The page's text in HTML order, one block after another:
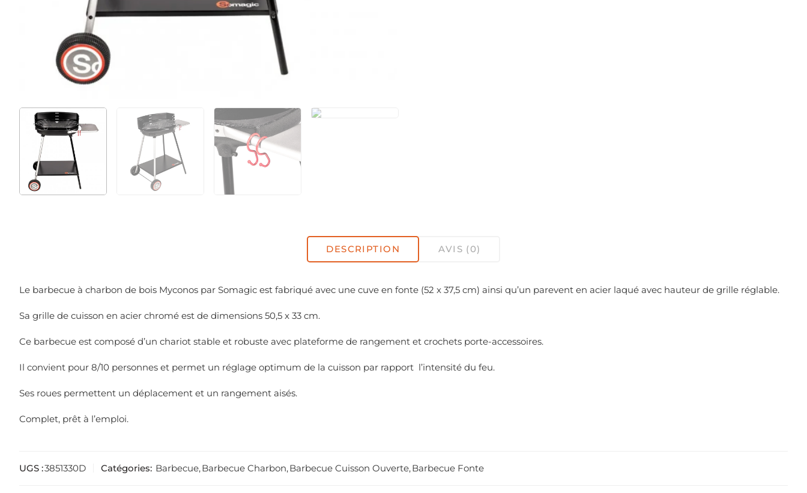
DESCRIPTION AVIS (0)
Le barbecue à charbon de bois Myconos par Somagic est fabriqué avec une cuve en fonte (52 x 37,5 cm) ainsi qu’un parevent en acier laqué avec hauteur de grille réglable.
Sa grille de cuisson en acier chromé est de dimensions 50,5 x 33 cm.
Ce barbecue est composé d’un chariot stable et robuste avec plateforme de rangement et crochets porte-accessoires.
Il convient pour 8/10 personnes et permet un réglage optimum de la cuisson par rapport l’intensité du feu.
Ses roues permettent un déplacement et un rangement aisés.
Complet, prêt à l’emploi.
UGS :3851330D Catégories: Barbecue,Barbecue Charbon,Barbecue Cuisson Ouverte,Barbecue Fonte